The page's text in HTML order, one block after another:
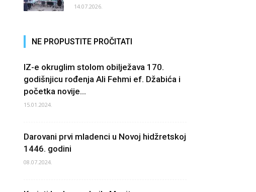
14.07.2026.
NE PROPUSTITE PROČITATI
IZ-e okruglim stolom obilježava 170.
godišnjicu rođenja Ali Fehmi ef. Džabića i
početka novije...
15.01.2024.
Darovani prvi mladenci u Novoj hidžretskoj
1446. godini
08.07.2024.